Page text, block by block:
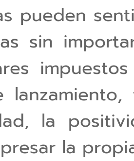
pueden
sin
la
la